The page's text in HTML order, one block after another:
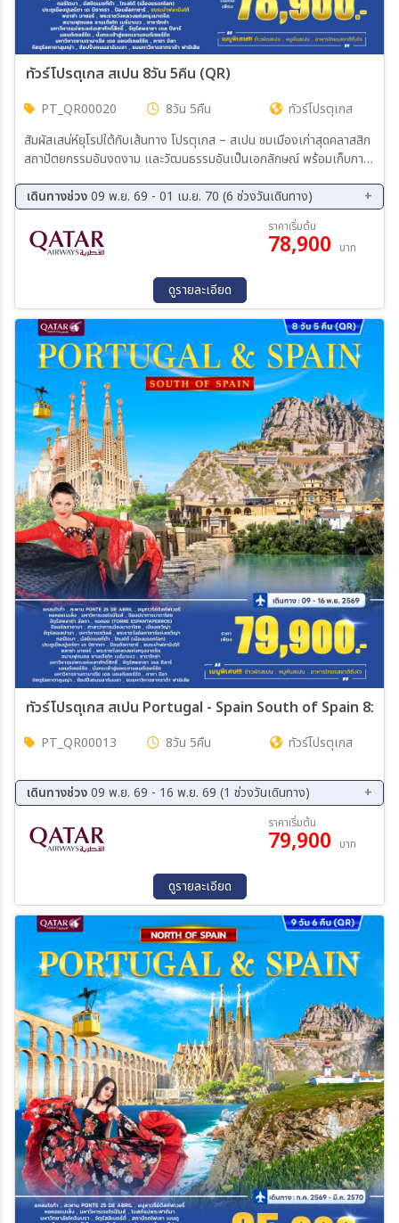
ทัวร์โปรตุเกส สเปน 8วัน 5คืน (QR)
PT_QR00020 8วัน 5คืน
ทัวร์โปรตุเกส
สัมผัสเสน่ห์ยุโรปใต้กับเส้นทาง โปรตุเกส – สเปน ชมเมืองเก่าสุดคลาสสิก
สถาปัตยกรรมอันงดงาม และวัฒนธรรมอันเป็นเอกลักษณ์ พร้อมเก็บภาพ
เดินทางช่วง09 พ.ย. 69 - 01 เม.ย. 70 (6 ช่วงวันเดินทาง)
03 ธ.ค. 69 - 10 ธ.ค. 69
21 ม.ค. 70 - 28 ม.ค. 70
20 ก.พ. 70 - 27 ก.พ. 70
06 มี.ค. 70 - 13 มี.ค. 70
25 มี.ค. 70 - 01 เม.ย. 70
ราคาเริ่มต้น
78,900 บาท
ดูรายละเอียด
ทัวร์โปรตุเกส สเปน Portugal - Spain South of Spain 8วัน
PT_QR00013 8วัน 5คืน ทัวร์โปรตุเกส
เดินทางช่วง09 พ.ย. 69 - 16 พ.ย. 69 (1 ช่วงวันเดินทาง)
ราคาเริ่มต้น
79,900 บาท
ดูรายละเอียด